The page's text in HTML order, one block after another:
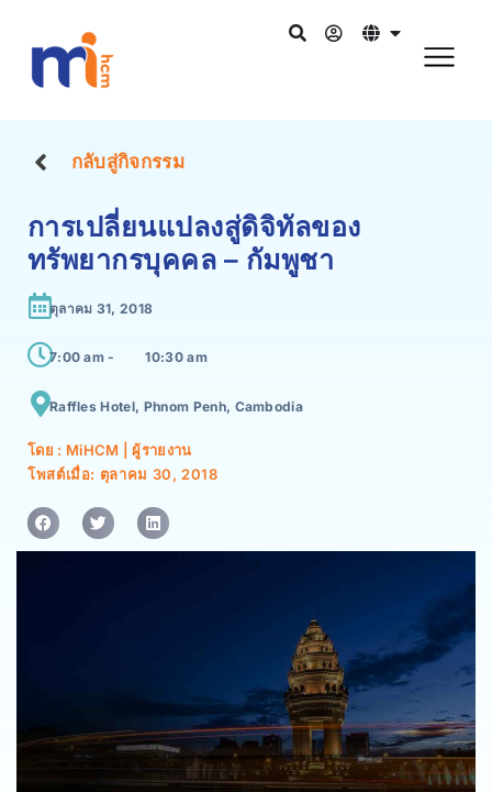
กลับสู่กิจกรรม
การเปลี่ยนแปลงสู่ดิจิทัลของ
ทรัพยากรบุคคล – กัมพูชา
ตุลาคม 31, 2018
7:00 am - 10:30 am
Raffles Hotel, Phnom Penh, Cambodia
โดย : MiHCM | ผู้รายงาน
โพสต์เมื่อ: ตุลาคม 30, 2018